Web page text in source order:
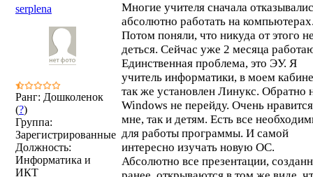
serplena
Ранг: Дошколенок
(?)
Группа:
Зарегистрированные
Должность:
Информатика и
ИКТ
Многие учителя сначала
абсолютно работать на
Потом поняли, что никуда от этого
деться. Сейчас уже 2 месяца
Единственная проблема, это ЭУ. Я
учитель информатики, в моем
так же установлен Линукс. Обратно
Windows не перейду. Очень
мне, так и детям. Есть все
для работы программы. И самой
интересно изучать новую ОС.
Абсолютно все презентации,